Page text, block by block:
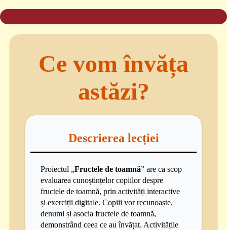
Ce vom învăța
astăzi?
Descrierea lecției
Proiectul „Fructele de toamnă” are ca scop
evaluarea cunoștințelor copiilor despre
fructele de toamnă, prin activități interactive
și exerciții digitale. Copiii vor recunoaște,
denumi și asocia fructele de toamnă,
demonstrând ceea ce au învățat. Activitățile